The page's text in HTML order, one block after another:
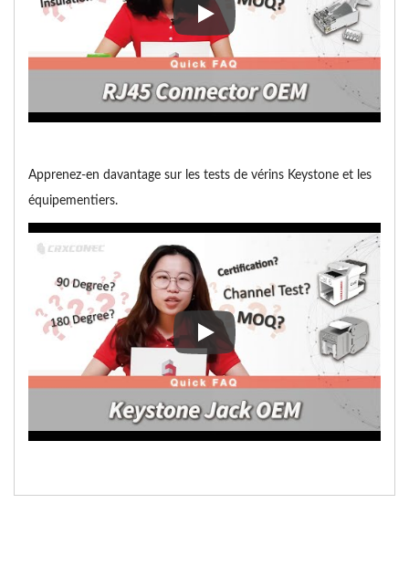
6 choses à savoir sur la
Apprenez-en davantage sur les tests de vérins Keystone et les
équipementiers.
Apprenez-en davantage sur les